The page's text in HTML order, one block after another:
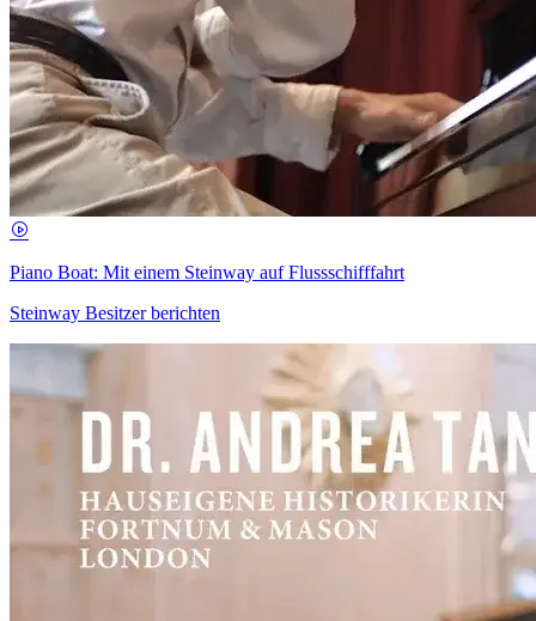
Piano Boat: Mit einem Steinway auf Flussschifffahrt
Steinway Besitzer berichten